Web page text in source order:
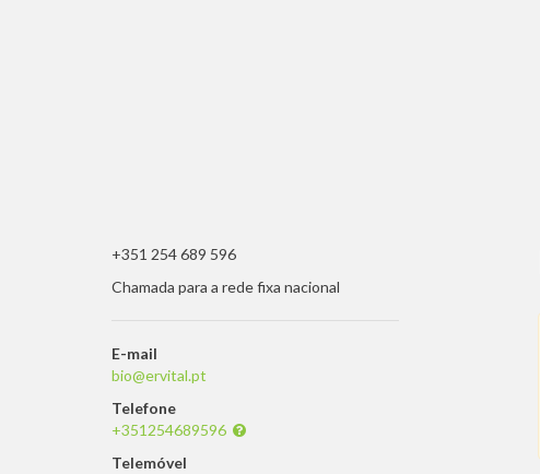
+351 254 689 596
Chamada para a rede fixa nacional
E-mail
bio@ervital.pt
Telefone
+351254689596
Telemóvel